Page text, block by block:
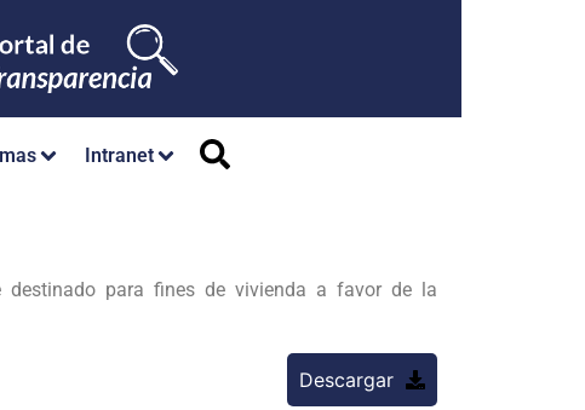
Intranet
destinado para fines de vivienda a favor de la
Descargar